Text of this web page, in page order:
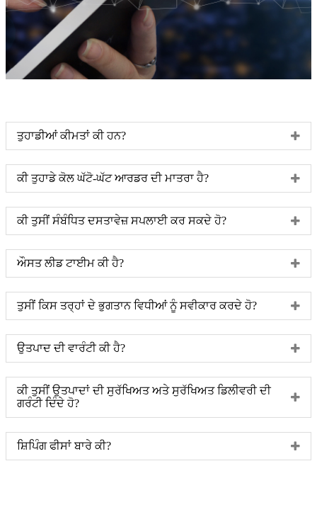
ਤੁਹਾਡੀਆਂ ਕੀਮਤਾਂ ਕੀ ਹਨ?
ਕੀ ਤੁਹਾਡੇ ਕੋਲ ਘੱਟੋ-ਘੱਟ ਆਰਡਰ ਦੀ ਮਾਤਰਾ ਹੈ?
ਕੀ ਤੁਸੀਂ ਸੰਬੰਧਿਤ ਦਸਤਾਵੇਜ਼ ਸਪਲਾਈ ਕਰ ਸਕਦੇ ਹੋ?
ਔਸਤ ਲੀਡ ਟਾਈਮ ਕੀ ਹੈ?
ਤੁਸੀਂ ਕਿਸ ਤਰ੍ਹਾਂ ਦੇ ਭੁਗਤਾਨ ਵਿਧੀਆਂ ਨੂੰ ਸਵੀਕਾਰ ਕਰਦੇ ਹੋ?
ਉਤਪਾਦ ਦੀ ਵਾਰੰਟੀ ਕੀ ਹੈ?
ਕੀ ਤੁਸੀਂ ਉਤਪਾਦਾਂ ਦੀ ਸੁਰੱਖਿਅਤ ਅਤੇ ਸੁਰੱਖਿਅਤ ਡਿਲੀਵਰੀ ਦੀ
ਗਰੰਟੀ ਦਿੰਦੇ ਹੋ?
ਸ਼ਿਪਿੰਗ ਫੀਸਾਂ ਬਾਰੇ ਕੀ?